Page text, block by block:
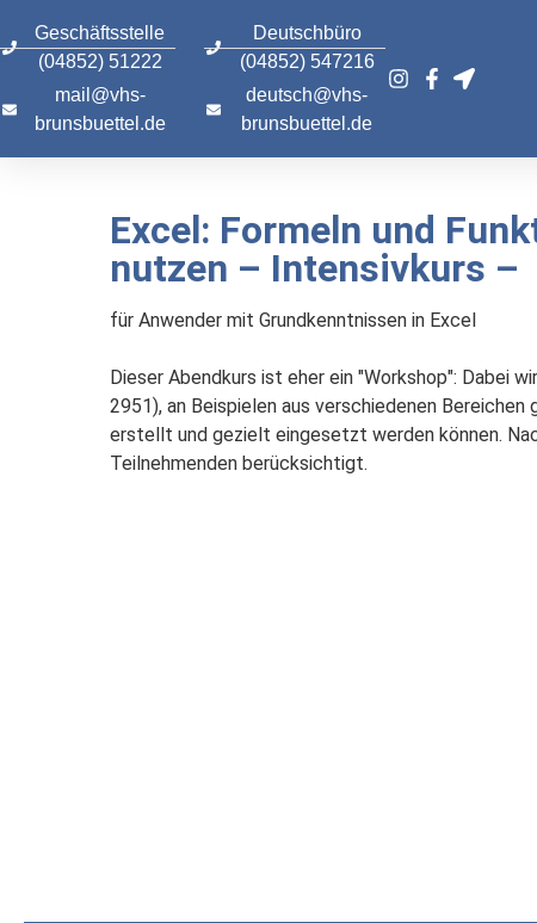
Geschäftsstelle
(04852) 51222
mail@vhs-
brunsbuettel.de
Deutschbüro
(04852) 547216
deutsch@vhs-
brunsbuettel.de
Excel: Formeln und
nutzen – Intensivkurs –
für Anwender mit Grundkenntnissen in Excel
Dieser Abendkurs ist eher ein "Workshop": Dabei
2951), an Beispielen aus verschiedenen
erstellt und gezielt eingesetzt werden können.
Teilnehmenden berücksichtigt.